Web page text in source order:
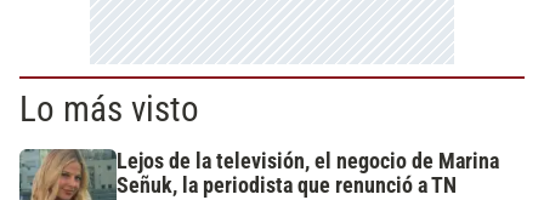
Lo más visto
Lejos de la televisión, el negocio de Marina
Señuk, la periodista que renunció a TN